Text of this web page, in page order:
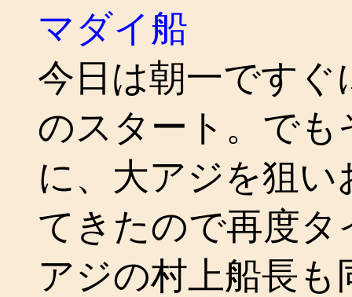
マダイ船
今日は朝一です
のスタート。で
に、大アジを狙
てきたので再度
アジの村上船長も